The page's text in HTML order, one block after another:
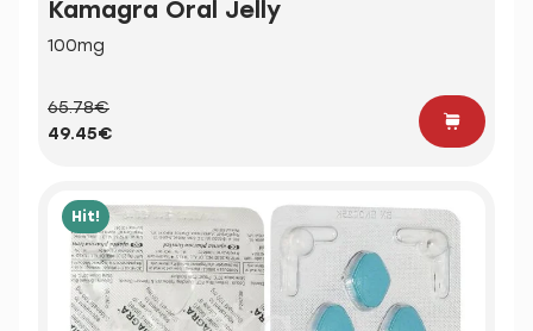
Kamagra Oral Jelly
100mg
65.78€
49.45€
Hit!